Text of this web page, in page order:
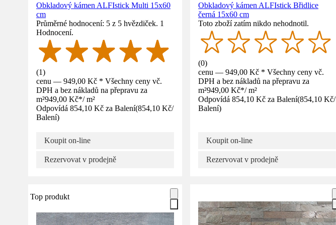
Obkladový kámen ALFIstick Multi 15x60
cm
Průměrné hodnocení: 5 z 5 hvězdiček. 1
Hodnocení.
(1)
cenu — 949,00 Kč * Všechny ceny vč.
DPH a bez nákladů na přepravu za
m²949,00 Kč*/ m²
Odpovídá 854,10 Kč za Balení(854,10 Kč/
Balení)
Koupit on-line
Rezervovat v prodejně
Obkladový kámen ALFIstick Břidlice
černá 15x60 cm
Toto zboží zatím nikdo nehodnotil.
(0)
cenu — 949,00 Kč * Všechny ceny vč.
DPH a bez nákladů na přepravu za
m²949,00 Kč*/ m²
Odpovídá 854,10 Kč za Balení(854,10 Kč/
Balení)
Koupit on-line
Rezervovat v prodejně
Top produkt